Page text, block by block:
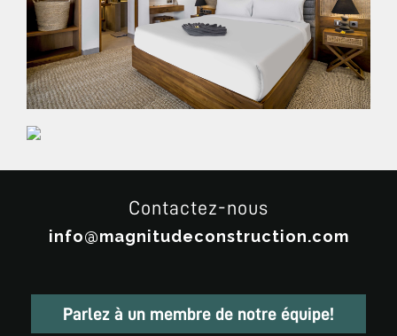
Contactez-nous
info@magnitudeconstruction.com
Parlez à un membre de notre équipe!